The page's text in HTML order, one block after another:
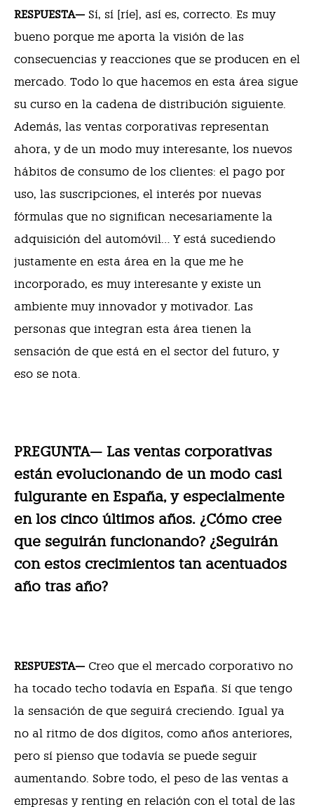
RESPUESTA— Sí, sí [ríe], así es, correcto. Es muy
bueno porque me aporta la visión de las
consecuencias y reacciones que se producen en el
mercado. Todo lo que hacemos en esta área sigue
su curso en la cadena de distribución siguiente.
Además, las ventas corporativas representan
ahora, y de un modo muy interesante, los nuevos
hábitos de consumo de los clientes: el pago por
uso, las suscripciones, el interés por nuevas
fórmulas que no significan necesariamente la
adquisición del automóvil… Y está sucediendo
justamente en esta área en la que me he
incorporado, es muy interesante y existe un
ambiente muy innovador y motivador. Las
personas que integran esta área tienen la
sensación de que está en el sector del futuro, y
eso se nota.
PREGUNTA— Las ventas corporativas
están evolucionando de un modo casi
fulgurante en España, y especialmente
en los cinco últimos años. ¿Cómo cree
que seguirán funcionando? ¿Seguirán
con estos crecimientos tan acentuados
año tras año?
RESPUESTA— Creo que el mercado corporativo no
ha tocado techo todavía en España. Sí que tengo
la sensación de que seguirá creciendo. Igual ya
no al ritmo de dos dígitos, como años anteriores,
pero sí pienso que todavía se puede seguir
aumentando. Sobre todo, el peso de las ventas a
empresas y renting en relación con el total de las